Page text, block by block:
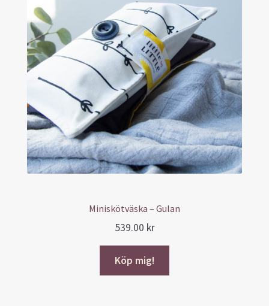
Miniskötväska – Gulan
539.00 kr
Köp mig!